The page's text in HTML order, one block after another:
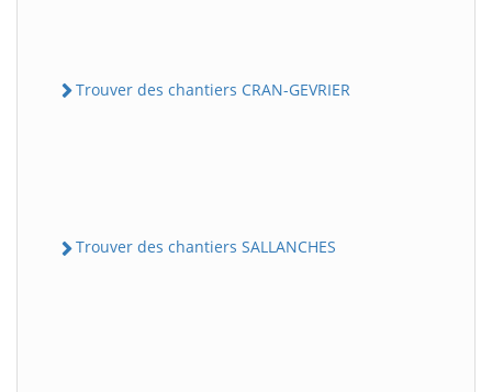
Trouver des chantiers CRAN-GEVRIER
Trouver des chantiers SALLANCHES